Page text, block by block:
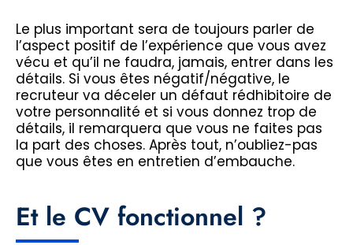
Le plus important sera de toujours parler de
l’aspect positif de l’expérience que vous avez
vécu et qu’il ne faudra, jamais, entrer dans les
détails. Si vous êtes négatif/négative, le
recruteur va déceler un défaut rédhibitoire de
votre personnalité et si vous donnez trop de
détails, il remarquera que vous ne faites pas
la part des choses. Après tout, n’oubliez-pas
que vous êtes en entretien d’embauche.
Et le CV fonctionnel ?